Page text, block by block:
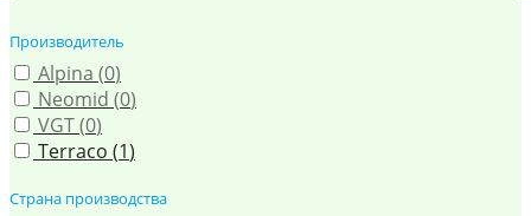
Производитель
Alpina (0)
Neomid (0)
VGT (0)
Terraco (1)
Страна производства